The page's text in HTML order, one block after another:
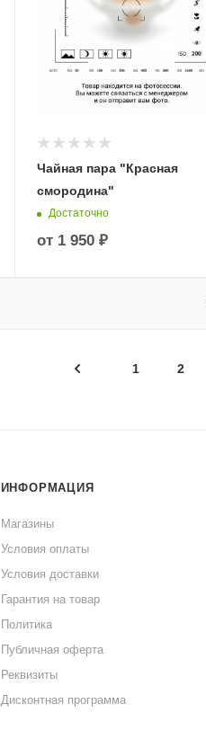
Чайная пара "Красная
смородина"
Достаточно
от 1 950 ₽
1 2
ИНФОРМАЦИЯ
Магазины
Условия оплаты
Условия доставки
Гарантия на товар
Политика
Публичная оферта
Реквизиты
Дисконтная программа